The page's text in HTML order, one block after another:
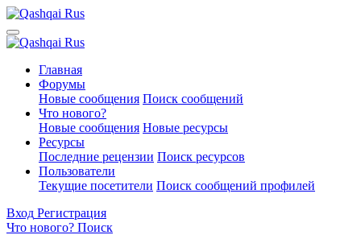
Главная
Форумы
Новые сообщения Поиск сообщений
Что нового?
Новые сообщения Новые ресурсы
Ресурсы
Последние рецензии Поиск ресурсов
Пользователи
Текущие посетители Поиск сообщений профилей
Вход Регистрация
Что нового? Поиск